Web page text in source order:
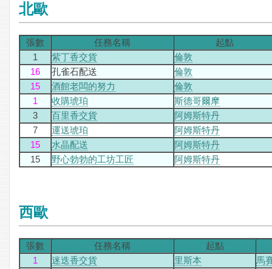
北歐
張數 任務名稱
起點
1
紫丁香交貨
倫敦
16
孔雀石配送
倫敦
15
酒館老闆的努力
倫敦
1
收購琥珀
斯德哥爾摩
3
百里香交貨
阿姆斯特丹
7
運送琥珀
阿姆斯特丹
15
水晶配送
阿姆斯特丹
15
野心勃勃的工坊工匠 阿姆斯特丹
西歐
張數 任務名稱
起點
1
迷迭香交貨 里斯本
馬